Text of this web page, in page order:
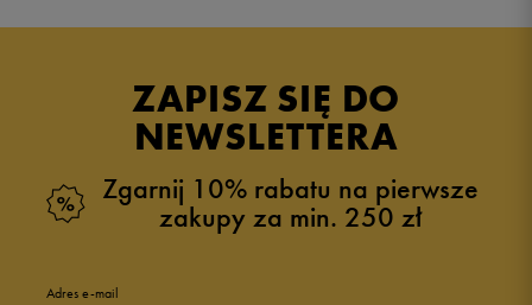
ZAPISZ SIĘ DO
NEWSLETTERA
Zgarnij 10% rabatu na pierwsze
zakupy za min. 250 zł
Adres e-mail